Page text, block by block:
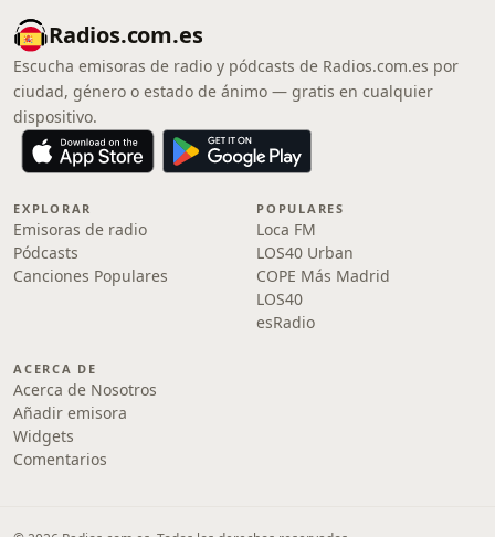
Radios.com.es
Escucha emisoras de radio y pódcasts de Radios.com.es por
ciudad, género o estado de ánimo — gratis en cualquier
dispositivo.
EXPLORAR
Emisoras de radio
Pódcasts
Canciones Populares
POPULARES
Loca FM
LOS40 Urban
COPE Más Madrid
LOS40
esRadio
ACERCA DE
Acerca de Nosotros
Añadir emisora
Widgets
Comentarios